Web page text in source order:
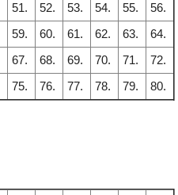
51. 52. 53. 54. 55.
56.
59. 60. 61. 62. 63.
64.
67. 68. 69. 70. 71.
72.
75. 76. 77. 78. 79. 80.